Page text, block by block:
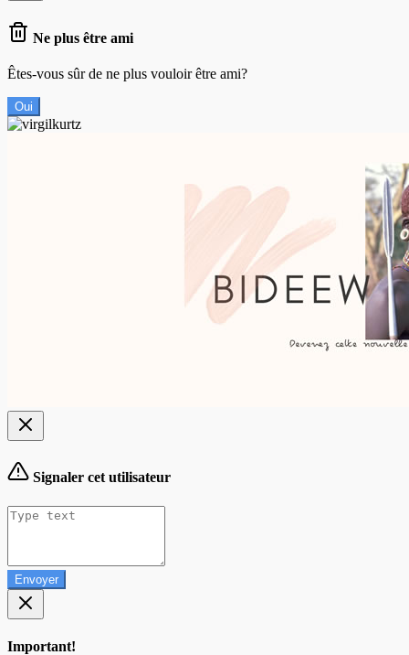
Ne plus être ami
Êtes-vous sûr de ne plus vouloir être ami?
Oui
Signaler cet utilisateur
Envoyer
Important!